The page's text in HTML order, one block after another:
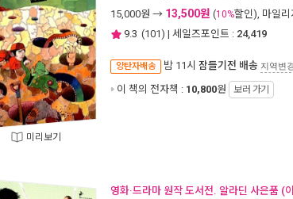
미리보기
15,000원 → 13,500원 (10%할인), 마일리
9.3 (101) | 세일즈포인트 : 24,419
양탄자배송 밤 11시 잠들기전 배송 지역변
이 책의 전자책 : 10,800원 보러 가기
영화·드라마 원작 도서전. 알라딘 사은품 (